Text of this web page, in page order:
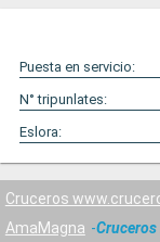
Puesta en servicio:
N° tripunlates:
Eslora:
Cruceros
AmaMagna